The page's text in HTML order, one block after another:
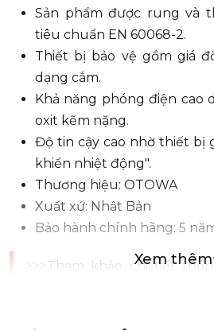
Sản phẩm được rung và
tiêu chuẩn EN 60068-2.
Thiết bị bảo vệ gồm giá
dạng cắm.
Khả năng phóng điện cao
oxit kẽm nặng.
Độ tin cậy cao nhờ thiết bị
khiển nhiệt động".
Thương hiệu: OTOWA
Xuất xứ: Nhật Bản
Bảo hành chính hãng: 5
>>>Tham khảo chi tiết
Xem thêm